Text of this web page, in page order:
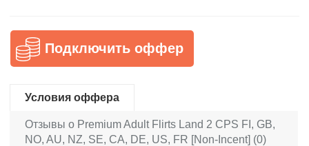
Подключить оффер
Условия оффера
Отзывы о Premium Adult Flirts Land 2 CPS FI, GB,
NO, AU, NZ, SE, CA, DE, US, FR [Non-Incent] (0)